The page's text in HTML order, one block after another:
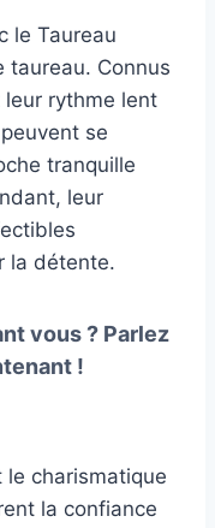
le Taureau
taureau. Connus
rythme lent
se
tranquille
leur
la détente.
vous ? Parlez
!
le charismatique
la confiance